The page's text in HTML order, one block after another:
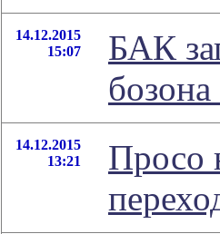
14.12.2015
15:07
БАК
14.12.2015
13:21
Просо